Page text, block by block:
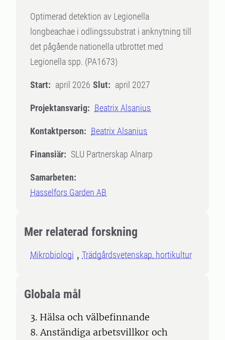
Optimerad detektion av Legionella
longbeachae i odlingssubstrat i anknytning till
det pågående nationella utbrottet med
Legionella spp. (PA1673)
Start: april 2026 Slut: april 2027
Projektansvarig: Beatrix Alsanius
Kontaktperson: Beatrix Alsanius
Finansiär: SLU Partnerskap Alnarp
Samarbeten:
Hasselfors Garden AB
Mer relaterad forskning
Mikrobiologi Trädgårdsvetenskap, hortikultur
Globala mål
3. Hälsa och välbefinnande
8. Anständiga arbetsvillkor och